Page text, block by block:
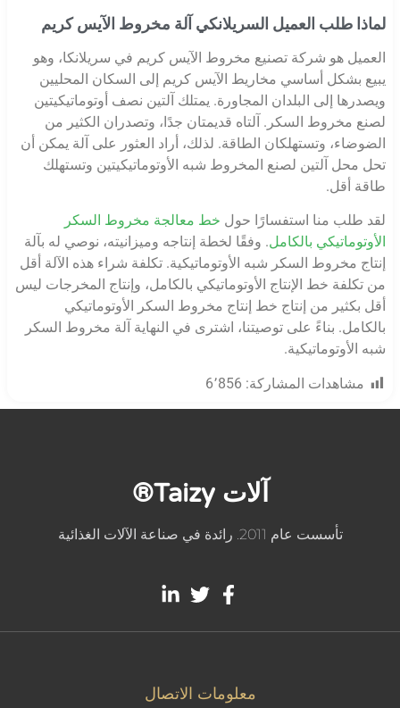
لماذا طلب العميل السريلانكي آلة مخروط الآيس كريم
العميل هو شركة تصنيع مخروط الآيس كريم في سريلانكا، وهو
يبيع بشكل أساسي مخاريط الآيس كريم إلى السكان المحليين
ويصدرها إلى البلدان المجاورة. يمتلك آلتين نصف أوتوماتيكيتين
لصنع مخروط السكر. آلتاه قديمتان جدًا، وتصدران الكثير من
الضوضاء، وتستهلكان الطاقة. لذلك، أراد العثور على آلة يمكن أن
تحل محل آلتين لصنع المخروط شبه الأوتوماتيكيتين وتستهلك
طاقة أقل.
لقد طلب منا استفسارًا حول خط معالجة مخروط السكر
الأوتوماتيكي بالكامل. وفقًا لخطة إنتاجه وميزانيته، نوصي له بآلة
إنتاج مخروط السكر شبه الأوتوماتيكية. تكلفة شراء هذه الآلة أقل
من تكلفة خط الإنتاج الأوتوماتيكي بالكامل، وإنتاج المخرجات ليس
أقل بكثير من إنتاج خط إنتاج مخروط السكر الأوتوماتيكي
بالكامل. بناءً على توصيتنا، اشترى في النهاية آلة مخروط السكر
شبه الأوتوماتيكية.
مشاهدات المشاركة: 6٬856
آلات Taizy®
تأسست عام 2011. رائدة في صناعة الآلات الغذائية
معلومات الاتصال